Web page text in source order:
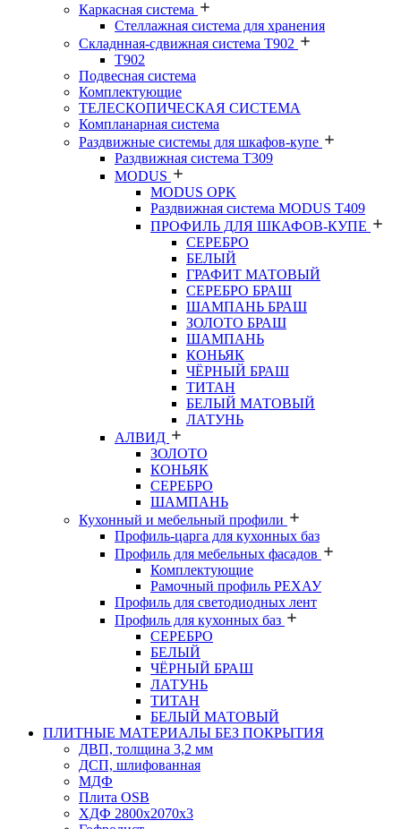
Каркасная система
Стеллажная система для хранения
Складнная-сдвижная система Т902
T902
Подвесная система
Комплектующие
ТЕЛЕСКОПИЧЕСКАЯ СИСТЕМА
Компланарная система
Раздвижные системы для шкафов-купе
Раздвижная система Т309
MODUS
MODUS OPK
Раздвижная система MODUS T409
ПРОФИЛЬ ДЛЯ ШКАФОВ-КУПЕ
СЕРЕБРО
БЕЛЫЙ
ГРАФИТ МАТОВЫЙ
СЕРЕБРО БРАШ
ШАМПАНЬ БРАШ
ЗОЛОТО БРАШ
ШАМПАНЬ
КОНЬЯК
ЧЁРНЫЙ БРАШ
ТИТАН
БЕЛЫЙ МАТОВЫЙ
ЛАТУНЬ
АЛВИД
ЗОЛОТО
КОНЬЯК
СЕРЕБРО
ШАМПАНЬ
Кухонный и мебельный профили
Профиль-царга для кухонных баз
Профиль для мебельных фасадов
Комплектующие
Рамочный профиль РЕХАУ
Профиль для светодиодных лент
Профиль для кухонных баз
СЕРЕБРО
БЕЛЫЙ
ЧЁРНЫЙ БРАШ
ЛАТУНЬ
ТИТАН
БЕЛЫЙ МАТОВЫЙ
ПЛИТНЫЕ МАТЕРИАЛЫ БЕЗ ПОКРЫТИЯ
ДВП, толщина 3,2 мм
ДСП, шлифованная
МДФ
Плита OSB
ХДФ 2800х2070х3